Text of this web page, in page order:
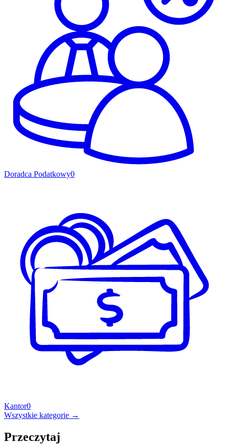
Doradca Podatkowy0
Kantor0
Wszystkie kategorie →
Przeczytaj